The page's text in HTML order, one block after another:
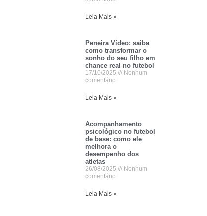
Leia Mais »
Peneira Vídeo: saiba
como transformar o
sonho do seu filho em
chance real no futebol
17/10/2025
Nenhum
comentário
Leia Mais »
Acompanhamento
psicológico no futebol
de base: como ele
melhora o
desempenho dos
atletas
26/08/2025
Nenhum
comentário
Leia Mais »